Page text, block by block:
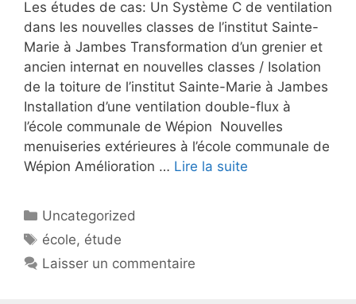
Les études de cas: Un Système C de ventilation
dans les nouvelles classes de l’institut Sainte-
Marie à Jambes Transformation d’un grenier et
ancien internat en nouvelles classes / Isolation
de la toiture de l’institut Sainte-Marie à Jambes
Installation d’une ventilation double-flux à
l’école communale de Wépion Nouvelles
menuiseries extérieures à l’école communale de
Wépion Amélioration … Lire la suite
Catégories
Uncategorized
Étiquettes
école, étude
Laisser un commentaire